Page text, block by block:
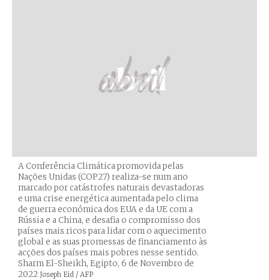
A Conferência Climática promovida pelas
Nações Unidas (COP27) realiza-se num ano
marcado por catástrofes naturais devastadoras
e uma crise energética aumentada pelo clima
de guerra económica dos EUA e da UE com a
Rússia e a China, e desafia o compromisso dos
países mais ricos para lidar com o aquecimento
global e as suas promessas de financiamento às
acções dos países mais pobres nesse sentido.
Sharm El-Sheikh, Egipto, 6 de Novembro de
2022 Créditos
Joseph Eid / AFP